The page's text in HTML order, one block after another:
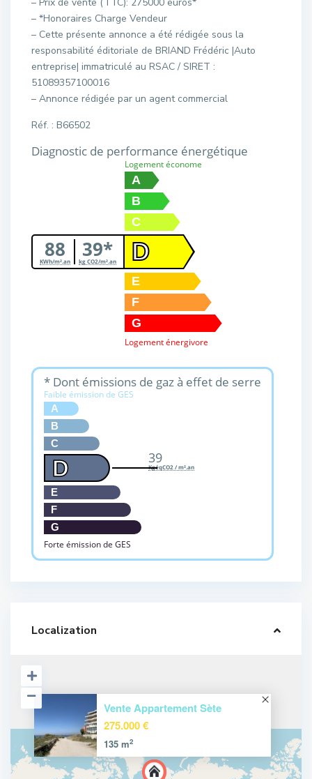
– *Honoraires Charge Vendeur
– Cette présente annonce a été rédigée sous la
responsabilité éditoriale de BRIAND Frédéric |Auto
entreprise| immatriculé au RSAC / SIRET :
51089357100016
– Annonce rédigée par un agent commercial
Réf. : B66502
Diagnostic de performance énergétique
88
KWh/m².an 39*
kg CO2/m².an
Logement économe
A
B
C
D
E
F
G
Logement énergivore
* Dont émissions de gaz à effet de serre
Faible émission de GES
A
B
C
D
E
F
G
Forte émission de GES
39
KgéqCO2 / m².an
Localization
Vente Appartement Sète
275.000 €
135 m2